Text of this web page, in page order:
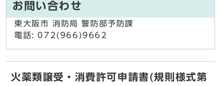
お問い合わせ
東大阪市 消防局 警防部予防課
電話: 072(966)9662
火薬類譲受・消費許可申請書(規則様式第